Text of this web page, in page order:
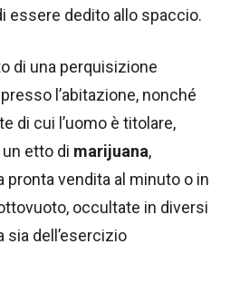
essere dedito allo spaccio.
di una perquisizione
l’abitazione, nonché
di cui l’uomo è titolare,
etto di marijuana,
pronta vendita al minuto o in
occultate in diversi
sia dell’esercizio